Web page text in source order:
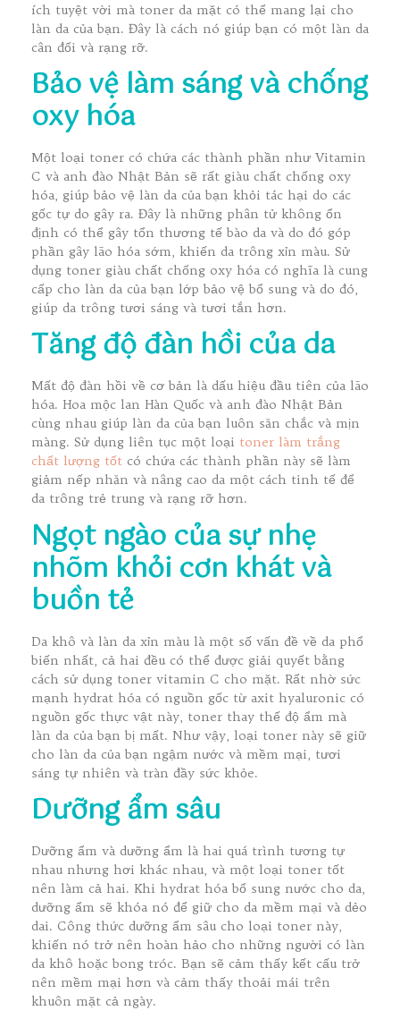
ích tuyệt vời mà toner da mặt có thể mang lại cho
làn da của bạn. Đây là cách nó giúp bạn có một làn da
cân đối và rạng rỡ.
Bảo vệ làm sáng và chống
oxy hóa
Một loại toner có chứa các thành phần như Vitamin
C và anh đào Nhật Bản sẽ rất giàu chất chống oxy
hóa, giúp bảo vệ làn da của bạn khỏi tác hại do các
gốc tự do gây ra. Đây là những phân tử không ổn
định có thể gây tổn thương tế bào da và do đó góp
phần gây lão hóa sớm, khiến da trông xỉn màu. Sử
dụng toner giàu chất chống oxy hóa có nghĩa là cung
cấp cho làn da của bạn lớp bảo vệ bổ sung và do đó,
giúp da trông tươi sáng và tươi tắn hơn.
Tăng độ đàn hồi của da
Mất độ đàn hồi về cơ bản là dấu hiệu đầu tiên của lão
hóa. Hoa mộc lan Hàn Quốc và anh đào Nhật Bản
cùng nhau giúp làn da của bạn luôn săn chắc và mịn
màng. Sử dụng liên tục một loại toner làm trắng
chất lượng tốt có chứa các thành phần này sẽ làm
giảm nếp nhăn và nâng cao da một cách tinh tế để
da trông trẻ trung và rạng rỡ hơn.
Ngọt ngào của sự nhẹ
nhõm khỏi cơn khát và
buồn tẻ
Da khô và làn da xỉn màu là một số vấn đề về da phổ
biến nhất, cả hai đều có thể được giải quyết bằng
cách sử dụng toner vitamin C cho mặt. Rất nhờ sức
mạnh hydrat hóa có nguồn gốc từ axit hyaluronic có
nguồn gốc thực vật này, toner thay thế độ ẩm mà
làn da của bạn bị mất. Như vậy, loại toner này sẽ giữ
cho làn da của bạn ngậm nước và mềm mại, tươi
sáng tự nhiên và tràn đầy sức khỏe.
Dưỡng ẩm sâu
Dưỡng ẩm và dưỡng ẩm là hai quá trình tương tự
nhau nhưng hơi khác nhau, và một loại toner tốt
nên làm cả hai. Khi hydrat hóa bổ sung nước cho da,
dưỡng ẩm sẽ khóa nó để giữ cho da mềm mại và dẻo
dai. Công thức dưỡng ẩm sâu cho loại toner này,
khiến nó trở nên hoàn hảo cho những người có làn
da khô hoặc bong tróc. Bạn sẽ cảm thấy kết cấu trở
nên mềm mại hơn và cảm thấy thoải mái trên
khuôn mặt cả ngày.